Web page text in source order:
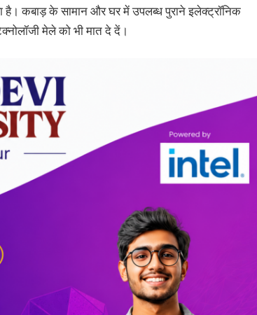
है। कबाड़ के सामान और घर में उपलब्ध पुराने इलेक्ट्रॉनिक
मेले को भी मात दे दें।